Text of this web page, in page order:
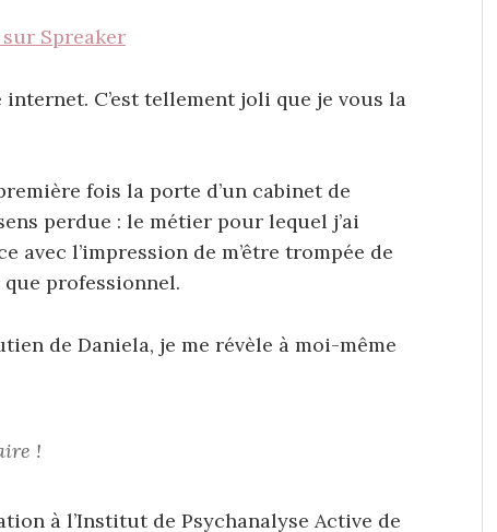
Spreaker
C’est tellement joli que je vous la
fois la porte d’un cabinet de
perdue : le métier pour lequel j’ai
avec l’impression de m’être trompée de
professionnel.
de Daniela, je me révèle à moi-même
!
à l’Institut de Psychanalyse Active de